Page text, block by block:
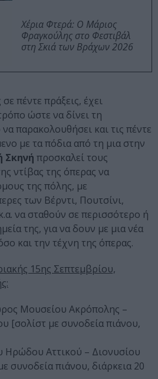
Χέρια Φτερά: Ο Μάριος
Φραγκούλης στο Φεστιβάλ
στη Σκιά των Βράχων 2026
πέντε πράξεις, έχει
ώστε να δίνει τη
παρακολουθήσει και τις πέντε
με τα πόδια από τη μια στην
Σκηνή προσκαλεί τους
ντίβας της όπερας να
της πόλης, με
των Βέρντι, Πουτσίνι,
να σταθούν σε περισσότερο ή
της, για να δουν με μια νέα
και την τέχνη της όπερας.
15ης Σεπτεμβρίου,
Μουσείου Ακρόπολης –
[σολίστ με συνοδεία πιάνου,
Ηρώδου Αττικού – Διονυσίου
συνοδεία πιάνου, διάρκεια 20